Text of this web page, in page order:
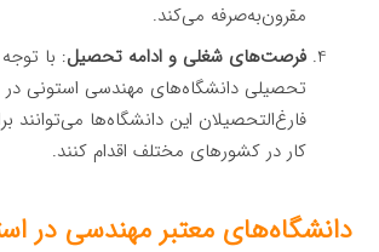
مقرون‌به‌صرفه می‌کند.
فرصت‌های شغلی و ادامه تحصیل: با
تحصیلی دانشگاه‌های مهندسی استونی در
فارغ‌التحصیلان این دانشگاه‌ها می‌توانند
کار در کشورهای مختلف اقدام کنند.
دانشگاه‌های معتبر مهندسی در